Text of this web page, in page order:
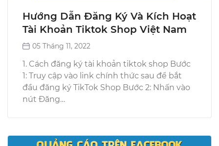
Hướng Dẫn Đăng Ký Và Kích Hoạt
Tài Khoản Tiktok Shop Việt Nam
05 Tháng 11, 2022
1. Cách đăng ký tài khoản tiktok shop Bước
1: Truy cập vào link chính thức sau để bắt
đầu đăng ký TikTok Shop Bước 2: Nhấn vào
nút Đăng…